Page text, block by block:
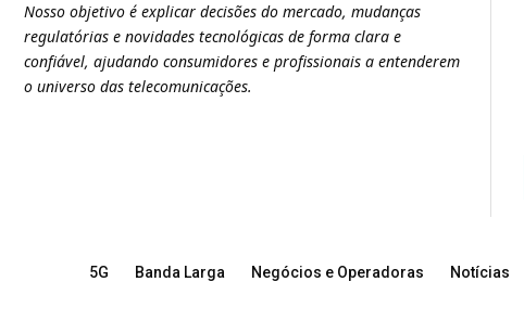
Nosso objetivo é explicar decisões do mercado, mudanças
regulatórias e novidades tecnológicas de forma clara e
confiável, ajudando consumidores e profissionais a entenderem
o universo das telecomunicações.
5G Banda Larga Negócios e Operadoras Notícias